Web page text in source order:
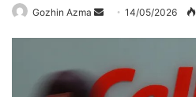
Gozhin Azma
Send14/05/2026